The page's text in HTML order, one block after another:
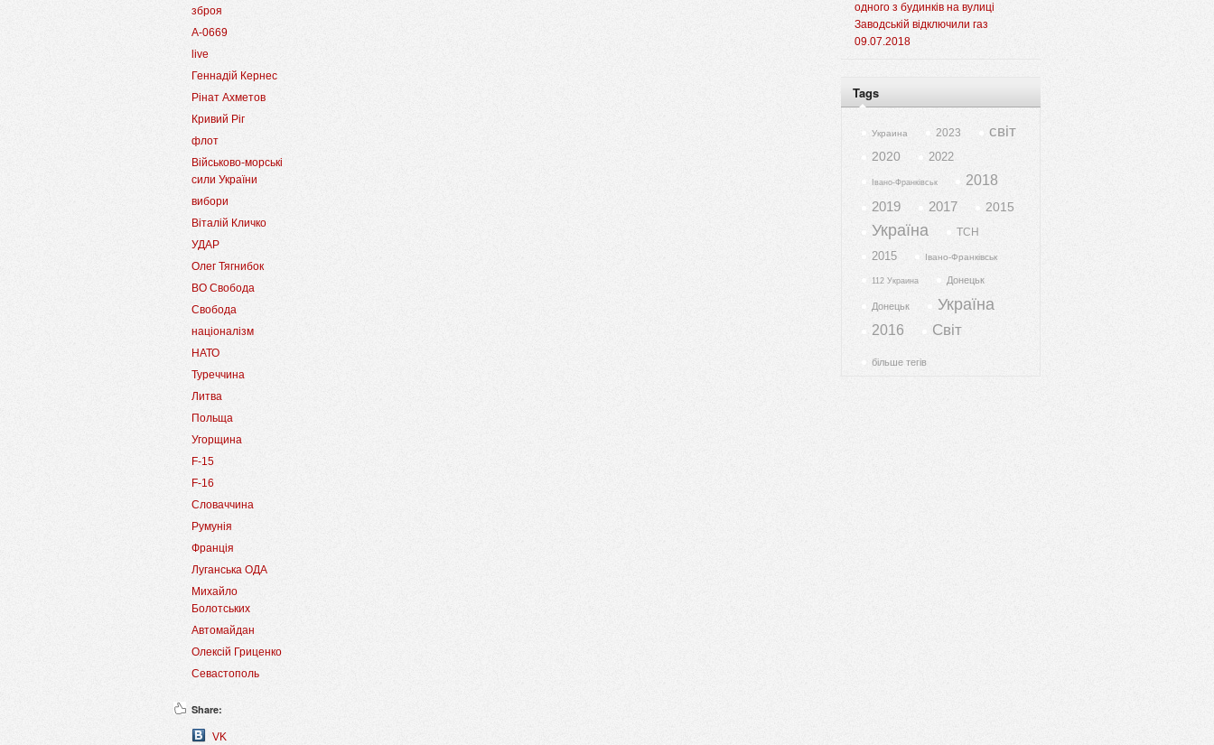
зброя
А-0669
live
Геннадій Кернес
Рінат Ахметов
Кривий Ріг
флот
Військово-морські
сили України
вибори
Віталій Кличко
УДАР
Олег Тягнибок
ВО Свобода
Свобода
націоналізм
НАТО
Туреччина
Литва
Польща
Угорщина
F-15
F-16
Словаччина
Румунія
Франція
Луганська ОДА
Михайло
Болотських
Автомайдан
Олексій Гриценко
Севастополь
Share:
VK
одного з будинків на вулиці
Заводській відключили газ
09.07.2018
Tags
Украина 2023 світ
2020 2022
Івано-Франківськ
2018
2019
2017 2015
Україна ТСН
2015 Івано-Франківськ
112 Украина Донецьк
Донецьк Україна
2016 Світ
більше тегів